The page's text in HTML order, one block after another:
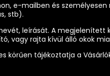
e-mailben és
stb).
leírását. A
vagy rajta kívül álló okok
körűen tájékoztatja a